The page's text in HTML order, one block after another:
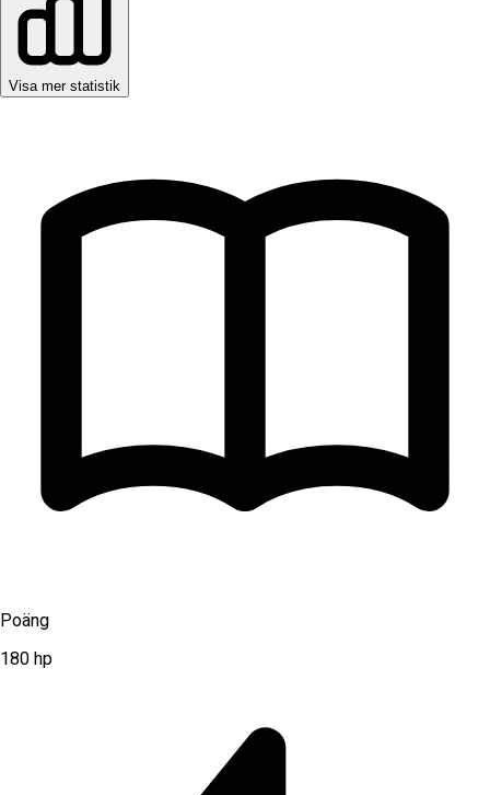
Visa mer statistik
Poäng
180 hp